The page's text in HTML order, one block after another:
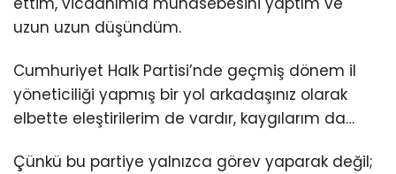
uzun uzun düşündüm.
Cumhuriyet Halk Partisi’nde geçmiş dönem il
yöneticiliği yapmış bir yol arkadaşınız olarak
elbette eleştirilerim de vardır, kaygılarım da…
Çünkü bu partiye yalnızca görev yaparak değil;